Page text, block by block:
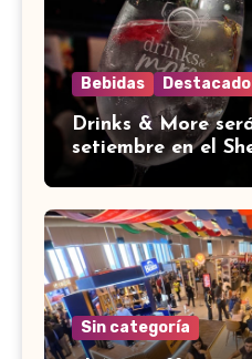
Bebidas Destacado
Drinks & More
setiembre en el
Sin categoría